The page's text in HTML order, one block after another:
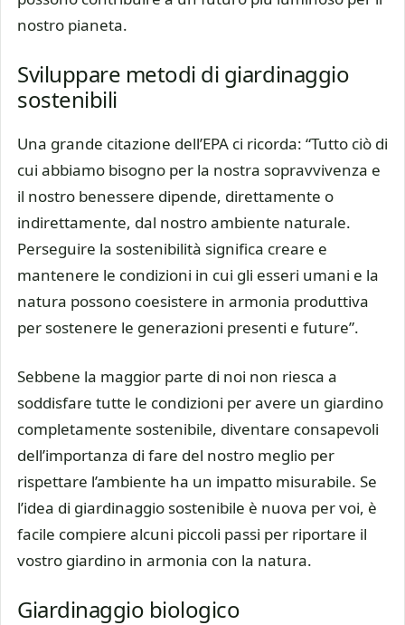
nostro pianeta.
Sviluppare metodi di giardinaggio
sostenibili
Una grande citazione dell’EPA ci ricorda: “Tutto ciò di
cui abbiamo bisogno per la nostra sopravvivenza e
il nostro benessere dipende, direttamente o
indirettamente, dal nostro ambiente naturale.
Perseguire la sostenibilità significa creare e
mantenere le condizioni in cui gli esseri umani e la
natura possono coesistere in armonia produttiva
per sostenere le generazioni presenti e future”.
Sebbene la maggior parte di noi non riesca a
soddisfare tutte le condizioni per avere un giardino
completamente sostenibile, diventare consapevoli
dell’importanza di fare del nostro meglio per
rispettare l’ambiente ha un impatto misurabile. Se
l’idea di giardinaggio sostenibile è nuova per voi, è
facile compiere alcuni piccoli passi per riportare il
vostro giardino in armonia con la natura.
Giardinaggio biologico